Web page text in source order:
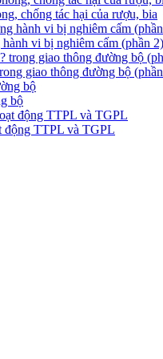
chống tác hại của rượu, bia
vi bị nghiêm cấm (phần 2)
giao thông đường bộ
bộ
TTPL và TGPL